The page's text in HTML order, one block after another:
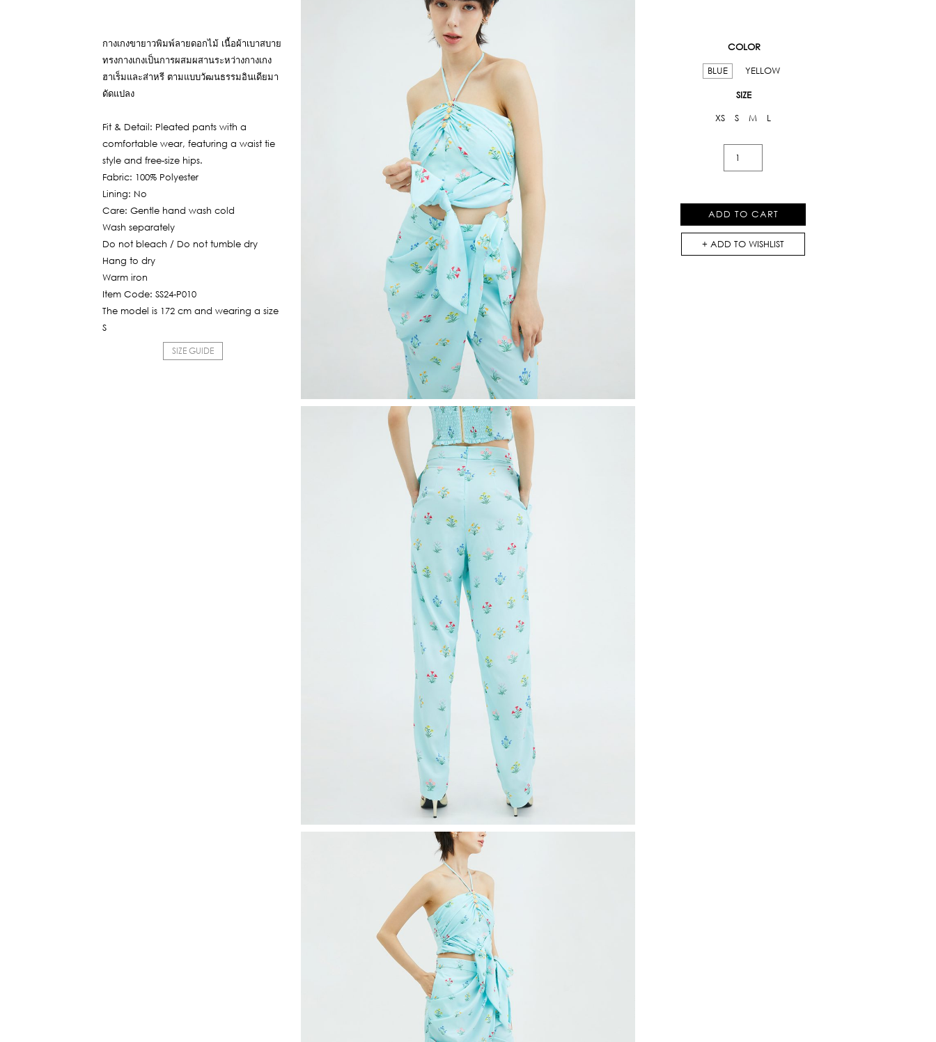
1,250฿.
กางเกงขายาวพิมพ์ลายดอกไม้ เนื้อผ้าเบาสบาย
ทรงกางเกงเป็นการผสมผสานระหว่างกางเกง
ฮาเร็มและส่าหรี ตามแบบวัฒนธรรมอินเดียมา
ดัดแปลง
Fit & Detail: Pleated pants with a
comfortable wear, featuring a waist tie
style and free-size hips.
Fabric: 100% Polyester
Lining: No
Care: Gentle hand wash cold
Wash separately
Do not bleach / Do not tumble dry
Hang to dry
Warm iron
Item Code: SS24-P010
The model is 172 cm and wearing a size
S
SIZE GUIDE
COLOR
BLUE
YELLOW
SIZE
XS
S M L
With
quantity
ADD TO CART
ADD TO WISHLIST